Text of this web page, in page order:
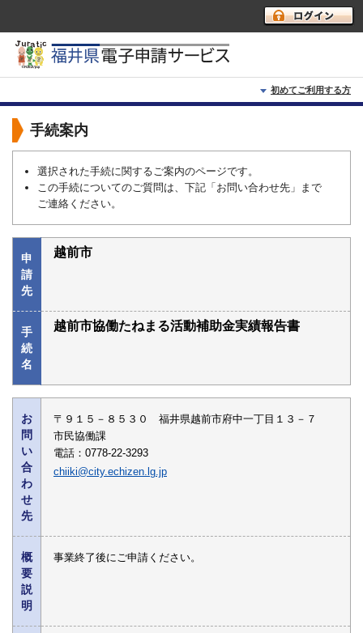
初めてご利用する方
初めて利用する方へ
利用上の注意
よくあるご質問
手続案内
選択された手続に関するご案内のページです。
この手続についてのご質問は、下記「お問い合わせ先」まで
ご連絡ください。
申
請
先
越前市
手
続
名
越前市協働たねまる活動補助金実績報告書
お
問
い
合
わ
せ
先
〒９１５－８５３０ 福井県越前市府中一丁目１３－７
市民協働課
電話：0778-22-3293
chiiki@city.echizen.lg.jp
概
要
説
明
事業終了後にご申請ください。